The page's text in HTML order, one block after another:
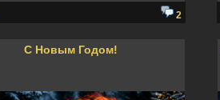
2
С Новым Годом!